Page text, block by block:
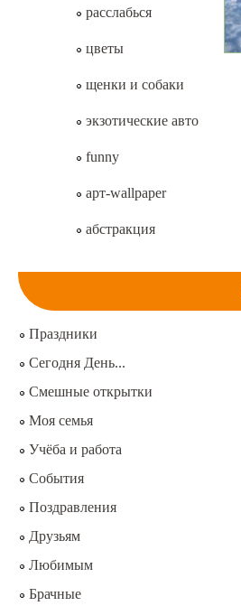
расслабься
цветы
щенки и собаки
экзотические авто
funny
арт-wallpaper
абстракция
Праздники
Сегодня День...
Смешные открытки
Моя семья
Учёба и работа
События
Поздравления
Друзьям
Любимым
Брачные